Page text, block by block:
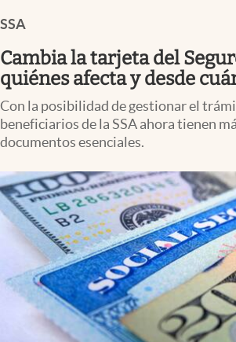
Espiritual
Streaming
USA
SSA
Cambia la tarjeta del
quiénes afecta y desde
Con la posibilidad de gestionar el
beneficiarios de la SSA ahora tienen
documentos esenciales.